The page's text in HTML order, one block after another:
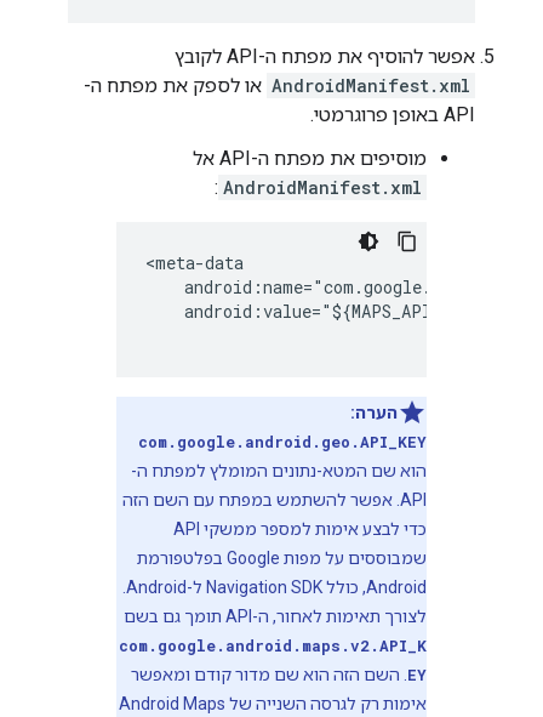
אפשר להוסיף את מפתח ה-API לקובץ
AndroidManifest.xml או לספק את מפתח ה-
API באופן פרוגרמטי.
מוסיפים את מפתח ה-API אל
AndroidManifest.xml
:
<meta-data
    android:value="${MAPS_API_KEY}" />
הערה:
com.google.android.geo.API_KEY
הוא שם המטא-נתונים המומלץ למפתח ה-
API. אפשר להשתמש במפתח עם השם הזה
כדי לבצע אימות למספר ממשקי API
שמבוססים על מפות Google בפלטפורמת
לצורך תאימות לאחור, ה-API תומך גם בשם
com.google.android.maps.v2.API_K
EY . השם הזה הוא שם מדור קודם ומאפשר
אימות רק לגרסה השנייה של Android Maps